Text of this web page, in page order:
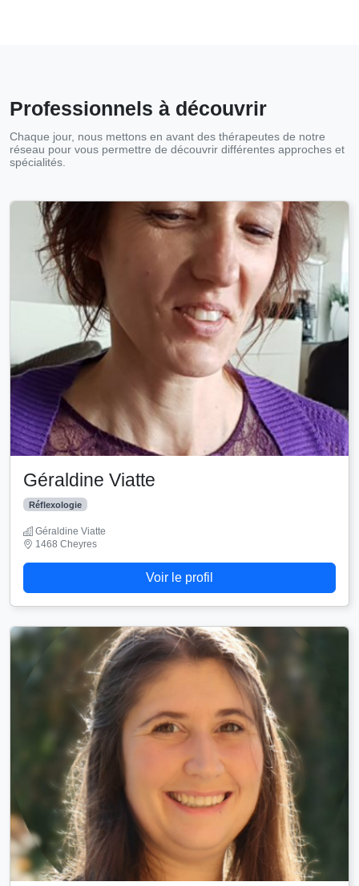
Professionnels à découvrir
Chaque jour, nous mettons en avant des thérapeutes de notre
réseau pour vous permettre de découvrir différentes approches et
spécialités.
Géraldine Viatte
Réflexologie
Géraldine Viatte
1468 Cheyres
Voir le profil